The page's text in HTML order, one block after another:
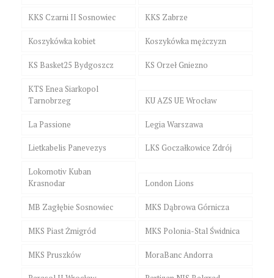
KKS Czarni II Sosnowiec KKS Zabrze
Koszykówka kobiet Koszykówka mężczyzn
KS Basket25 Bydgoszcz KS Orzeł Gniezno
KTS Enea Siarkopol
Tarnobrzeg
KU AZS UE Wrocław
La Passione Legia Warszawa
Lietkabelis Panevezys LKS Goczałkowice Zdrój
Lokomotiv Kuban
Krasnodar
London Lions
MB Zagłębie Sosnowiec MKS Dąbrowa Górnicza
MKS Piast Żmigród MKS Polonia-Stal Świdnica
MKS Pruszków MoraBanc Andorra